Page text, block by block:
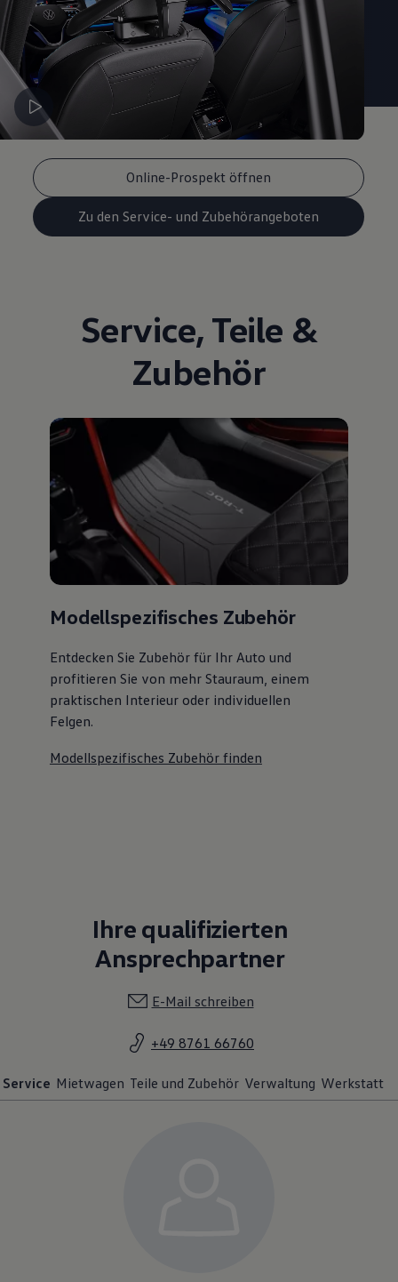
Online-Prospekt öffnen
Zu den Service- und Zubehörangeboten
Service, Teile &
Zubehör
Modellspezifisches Zubehör
Entdecken Sie Zubehör für Ihr Auto und
profitieren Sie von mehr Stauraum, einem
praktischen Interieur oder individuellen
Felgen.
Modellspezifisches Zubehör finden
Ihre qualifizierten
Ansprechpartner
E-Mail schreiben
+49 8761 66760
Service Mietwagen Teile und Zubehör Verwaltung Werkstatt